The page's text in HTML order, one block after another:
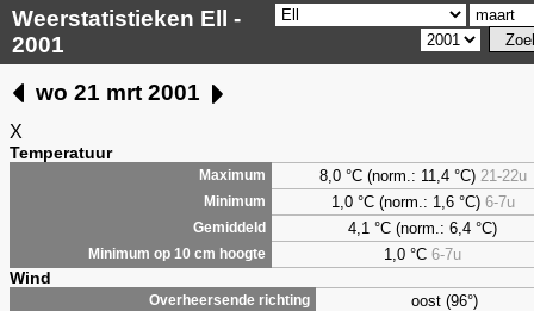
Weerstatistieken Ell -
2001
wo 21 mrt 2001
X
Temperatuur
Maximum 8,0 °C (norm.: 11,4 °C) 21-22u
Minimum 1,0 °C (norm.: 1,6 °C) 6-7u
Gemiddeld 4,1 °C (norm.: 6,4 °C)
Minimum op 10 cm hoogte 1,0 °C 6-7u
Wind
Overheersende richting oost (96°)